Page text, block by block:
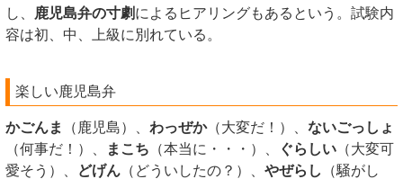
し、
鹿児島弁の寸劇 によるヒアリングもあるという。試験内
容は初、中、上級に別れている。
楽しい鹿児島弁
かごんま （鹿児島）、 わっぜか（大変だ！）、 ないごっしょ
（何事だ！）、
まこち （本当に・・・）、 ぐらしい （大変可
愛そう）、
どげん （どういしたの？）、 やぜらし
（騒がし